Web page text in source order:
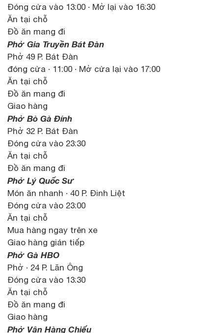
Đóng cửa vào 13:00 · Mở lại vào 16:30
Ăn tại chỗ
Đồ ăn mang đi
Phở Gia Truyền Bát Đàn
Phở 49 P. Bát Đàn
đóng cửa · 11:00 · Mở cửa lại vào 17:00
Ăn tại chỗ
Đồ ăn mang đi
Giao hàng
Phở Bò Gà Đính
Phở 32 P. Bát Đàn
Đóng cửa vào 23:30
Ăn tại chỗ
Đồ ăn mang đi
Phở Lý Quốc Sư
Món ăn nhanh · 40 P. Đinh Liệt
Đóng cửa vào 23:00
Ăn tại chỗ
Mua hàng ngay trên xe
Giao hàng gián tiếp
Phở Gà HBO
Phở · 24 P. Lãn Ông
Đóng cửa vào 13:30
Ăn tại chỗ
Đồ ăn mang đi
Giao hàng
Phở Vân Hàng Chiếu